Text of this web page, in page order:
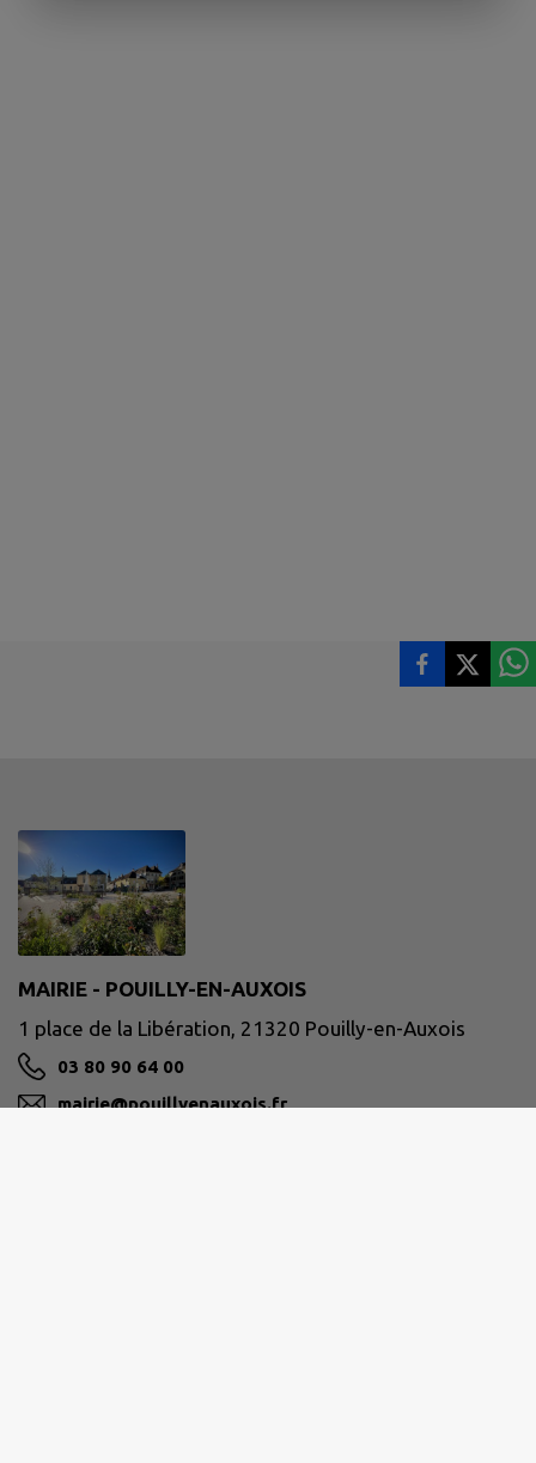
MAIRIE - POUILLY-EN-AUXOIS
1 place de la Libération, 21320 Pouilly-en-Auxois
03 80 90 64 00
mairie@pouillyenauxois.fr